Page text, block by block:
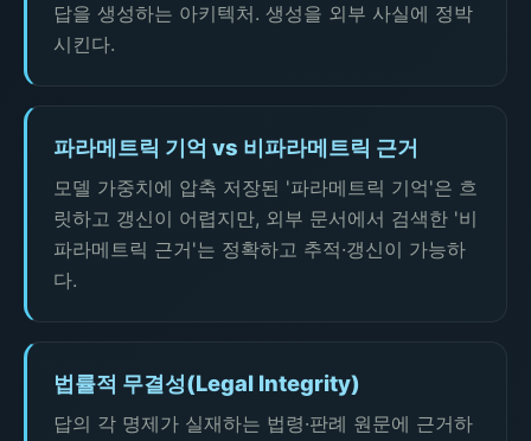
답을 생성하는 아키텍처. 생성을 외부 사실에 정박
시킨다.
파라메트릭 기억 vs 비파라메트릭 근거
모델 가중치에 압축 저장된 '파라메트릭 기억'은 흐
릿하고 갱신이 어렵지만, 외부 문서에서 검색한 '비
파라메트릭 근거'는 정확하고 추적·갱신이 가능하
다.
법률적 무결성(Legal Integrity)
답의 각 명제가 실재하는 법령·판례 원문에 근거하